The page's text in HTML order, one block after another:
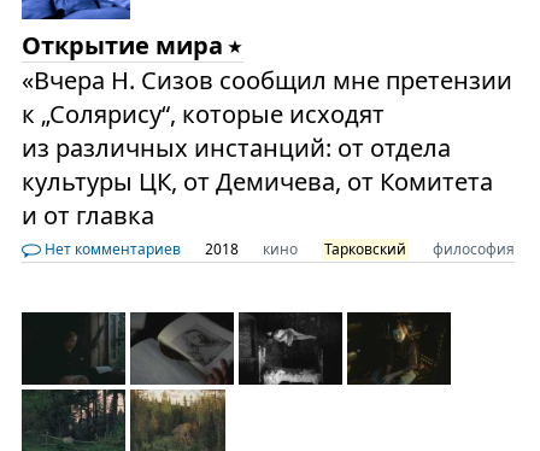
Открытие мира
«Вчера Н. Сизов сообщил мне претензии
к „Солярису“, которые исходят
из различных инстанций: от отдела
культуры ЦК, от Демичева, от Комитета
и от главка
Нет комментариев 2018 кино Тарковский философия